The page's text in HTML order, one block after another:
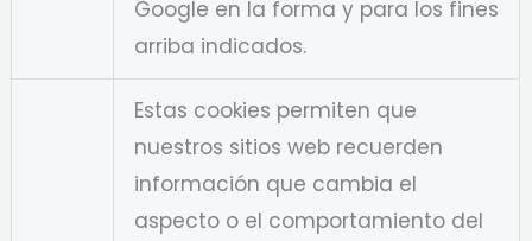
Google en la forma y para los fines
arriba indicados.
Estas cookies permiten que
nuestros sitios web recuerden
información que cambia el
aspecto o el comportamiento del